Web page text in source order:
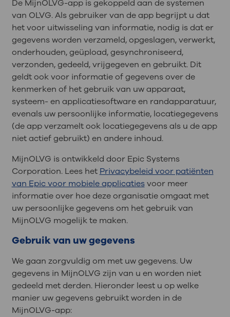
De MijnOLVG-app is gekoppeld aan de systemen
van OLVG. Als gebruiker van de app begrijpt u dat
het voor uitwisseling van informatie, nodig is dat er
gegevens worden verzameld, opgeslagen, verwerkt,
onderhouden, geüpload, gesynchroniseerd,
verzonden, gedeeld, vrijgegeven en gebruikt. Dit
geldt ook voor informatie of gegevens over de
kenmerken of het gebruik van uw apparaat,
systeem- en applicatiesoftware en randapparatuur,
evenals uw persoonlijke informatie, locatiegegevens
(de app verzamelt ook locatiegegevens als u de app
niet actief gebruikt) en andere inhoud.
MijnOLVG is ontwikkeld door Epic Systems
Corporation. Lees het Privacybeleid voor patiënten
van Epic voor mobiele applicatiesvoor meer
informatie over hoe deze organisatie omgaat met
uw persoonlijke gegevens om het gebruik van
MijnOLVG mogelijk te maken.
Gebruik van uw gegevens
We gaan zorgvuldig om met uw gegevens. Uw
gegevens in MijnOLVG zijn van u en worden niet
gedeeld met derden. Hieronder leest u op welke
manier uw gegevens gebruikt worden in de
MijnOLVG-app: